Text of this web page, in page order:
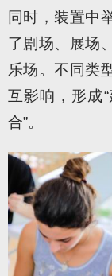
同时，装置中
了剧场、展场
乐场。不同类
互影响，形成
合”。